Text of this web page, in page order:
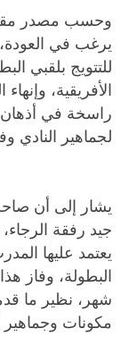
وحسب مصدر
يرغب في
للتتويج بلقبي
الأفريقية،
راسخة في أذهان
لجماهير النادي
جيد رفقة
يعتمد عليها
البطولة، وفاز
شهر، نظير ما
مكونات وجماهير